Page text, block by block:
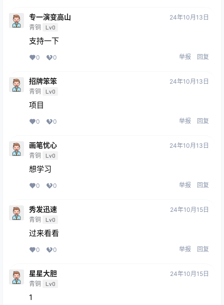
专一演变高山
青铜 Lv0
24年10月13日
支持一下
0 0 举报 回复
招牌笨笨
青铜 Lv0
24年10月13日
项目
0 0 举报 回复
画笔忧心
青铜 Lv0
24年10月13日
想学习
0 0 举报 回复
秀发迅速
青铜 Lv0
24年10月15日
过来看看
0 0 举报 回复
星星大胆
青铜 Lv0
24年10月15日
1